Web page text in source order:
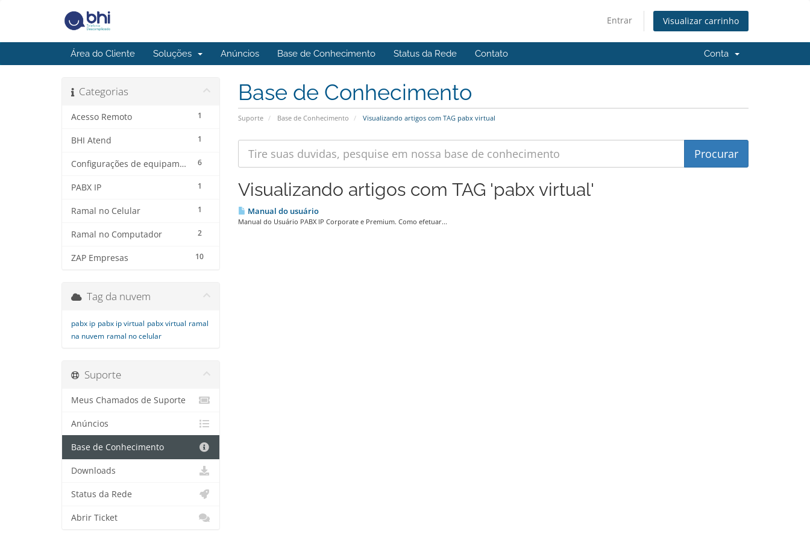
Entrar Visualizar carrinho
Área do Cliente Soluções Anúncios Base de Conhecimento Status da Rede Contato Conta
Base de Conhecimento
Suporte Base de Conhecimento Visualizando artigos com TAG pabx virtual
Categorias
1
Acesso Remoto
1
BHI Atend
6
Configurações de equipamentos
1
PABX IP
1
Ramal no Celular
2
Ramal no Computador
10
ZAP Empresas
Visualizando artigos com TAG 'pabx virtual'
Manual do usuário
Manual do Usuário PABX IP Corporate e Premium. Como efetuar...
Tag da nuvem
pabx ip pabx ip virtual pabx virtual ramal
na nuvem ramal no celular
Suporte
Meus Chamados de Suporte
Anúncios
Base de Conhecimento
Downloads
Status da Rede
Abrir Ticket